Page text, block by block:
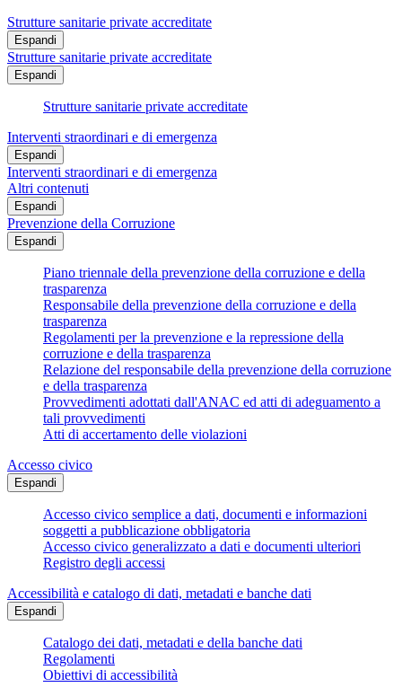
Strutture sanitarie private accreditate
Espandi
Strutture sanitarie private accreditate
Espandi
Strutture sanitarie private accreditate
Interventi straordinari e di emergenza
Espandi
Interventi straordinari e di emergenza
Altri contenuti
Espandi
Prevenzione della Corruzione
Espandi
Piano triennale della prevenzione della corruzione e della
trasparenza
Responsabile della prevenzione della corruzione e della
trasparenza
Regolamenti per la prevenzione e la repressione della
corruzione e della trasparenza
Relazione del responsabile della prevenzione della corruzione
e della trasparenza
Provvedimenti adottati dall'ANAC ed atti di adeguamento a
tali provvedimenti
Atti di accertamento delle violazioni
Accesso civico
Espandi
Accesso civico semplice a dati, documenti e informazioni
soggetti a pubblicazione obbligatoria
Accesso civico generalizzato a dati e documenti ulteriori
Registro degli accessi
Accessibilità e catalogo di dati, metadati e banche dati
Espandi
Catalogo dei dati, metadati e della banche dati
Regolamenti
Obiettivi di accessibilità